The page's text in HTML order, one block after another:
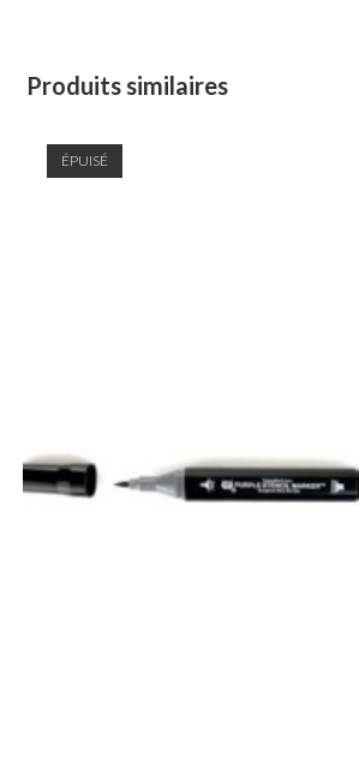
Produits similaires
ÉPUISÉ